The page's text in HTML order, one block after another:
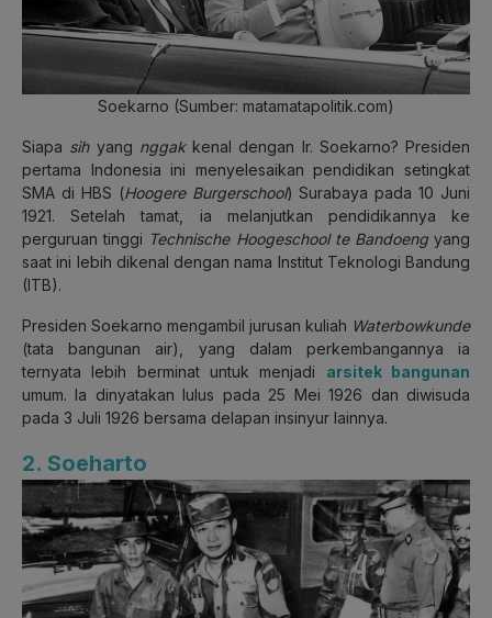
Soekarno (Sumber: matamatapolitik.com)
Siapa sihyang nggakkenal dengan Ir. Soekarno? Presiden
pertama Indonesia ini menyelesaikan pendidikan setingkat
SMA di HBS (Hoogere Burgerschool) Surabaya pada 10 Juni
1921. Setelah tamat, ia melanjutkan pendidikannya ke
perguruan tinggi Technische Hoogeschool te Bandoengyang
saat ini lebih dikenal dengan nama Institut Teknologi Bandung
(ITB).
Presiden Soekarno mengambil jurusan kuliah Waterbowkunde
(tata bangunan air), yang dalam perkembangannya ia
ternyata lebih berminat untuk menjadi arsitek bangunan
umum. Ia dinyatakan lulus pada 25 Mei 1926 dan diwisuda
pada 3 Juli 1926 bersama delapan insinyur lainnya.
2. Soeharto